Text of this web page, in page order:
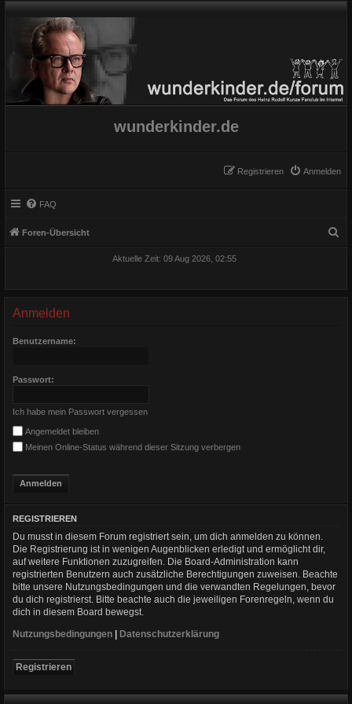
wunderkinder.de
Anmelden
Registrieren
FAQ
Foren-Übersicht
Aktuelle Zeit: 09 Aug 2026, 02:55
Anmelden
Benutzername:
Passwort:
Ich habe mein Passwort vergessen
Angemeldet bleiben
Meinen Online-Status während dieser Sitzung verbergen
REGISTRIEREN
Du musst in diesem Forum registriert sein, um dich anmelden zu können.
Die Registrierung ist in wenigen Augenblicken erledigt und ermöglicht dir,
auf weitere Funktionen zuzugreifen. Die Board-Administration kann
registrierten Benutzern auch zusätzliche Berechtigungen zuweisen. Beachte
bitte unsere Nutzungsbedingungen und die verwandten Regelungen, bevor
du dich registrierst. Bitte beachte auch die jeweiligen Forenregeln, wenn du
dich in diesem Board bewegst.
Nutzungsbedingungen
Datenschutzerklärung
Registrieren